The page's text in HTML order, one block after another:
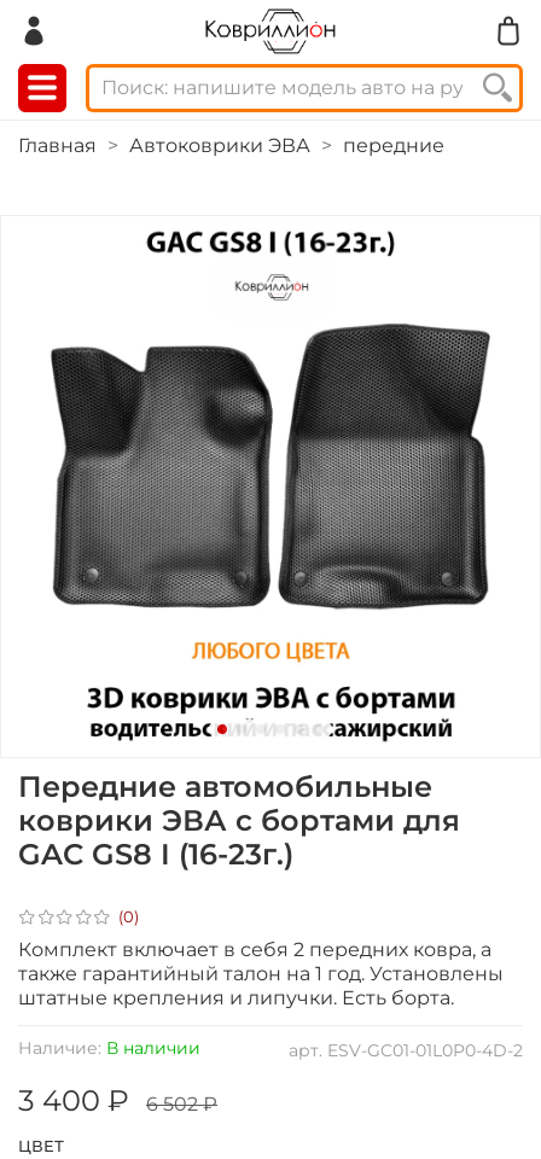
Главная Автоковрики ЭВА передние
(0)
арт. ESV-GC01-01L0P0-4D-2
Наличие: В наличии
Передние автомобильные
коврики ЭВА с бортами для
GAC GS8 I (16-23г.)
3 400 ₽ 6 502 ₽
ЦВЕТ
Комплект включает в себя 2 передних ковра, а
также гарантийный талон на 1 год. Установлены
штатные крепления и липучки. Есть борта.